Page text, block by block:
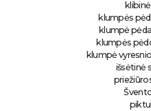
klumpės
klumpė
klumpės
klumpė
išsėtinė